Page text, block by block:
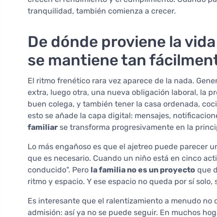
tranquilidad, también comienza a crecer.
De dónde proviene la
se mantiene tan
El ritmo frenético rara vez aparece de la nada.
extra, luego otra, una nueva obligación laboral, la
buen colega, y también tener la casa ordenada,
esto se añade la capa digital: mensajes,
familiar se transforma progresivamente en la
Lo más engañoso es que el ajetreo puede parecer
que es necesario. Cuando un niño está en cinco
conducido". Pero la familia no es un proyecto que
ritmo y espacio. Y ese espacio no queda por sí
Es interesante que el ralentizamiento a menudo
admisión: así ya no se puede seguir. En muchos